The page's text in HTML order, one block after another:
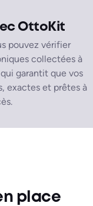
OttoKit
pouvez vérifier
collectées à
garantit que vos
exactes et prêtes à
place